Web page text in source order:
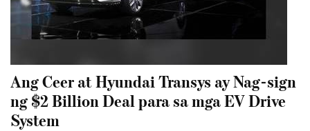
Ang Ceer at Hyundai Transys ay Nag-sign
ng $2 Billion Deal para sa mga EV Drive
System